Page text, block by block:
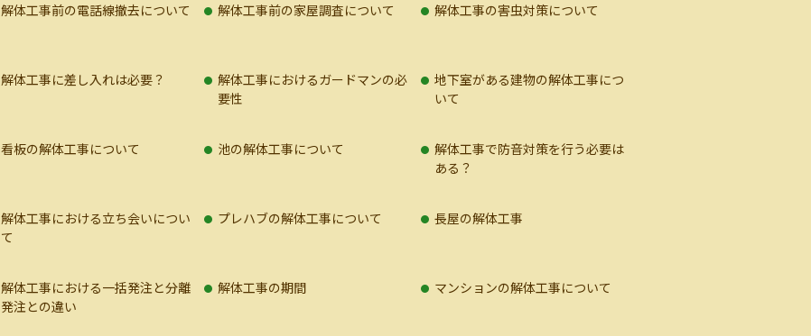
解体工事前の電話線撤去について 解体工事前の家屋調査について 解体工事の害虫対策について
解体工事に差し入れは必要？
解体工事におけるガードマンの必
要性
地下室がある建物の解体工事につ
いて
看板の解体工事について 池の解体工事について
解体工事で防音対策を行う必要は
ある？
解体工事における立ち会いについ
て
プレハブの解体工事について 長屋の解体工事
解体工事における一括発注と分離
発注との違い
解体工事の期間 マンションの解体工事について